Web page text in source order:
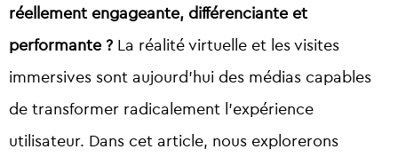
réellement engageante, différenciante et
performante ? La réalité virtuelle et les visites
immersives sont aujourd’hui des médias capables
de transformer radicalement l’expérience
utilisateur. Dans cet article, nous explorerons